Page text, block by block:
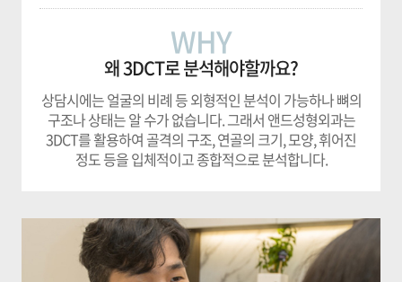
WHY
왜 3DCT로 분석해야할까요?
상담시에는 얼굴의 비례 등 외형적인 분석이 가능하나 뼈의
구조나 상태는 알 수가 없습니다.그래서 앤드성형외과는
3DCT를 활용하여 골격의 구조, 연골의 크기, 모양, 휘어진
정도 등을입체적이고 종합적으로 분석합니다.